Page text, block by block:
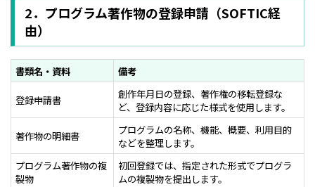
2．プログラム著作物の登録申請（SOFTIC経
由）
書類名・資料 備考
登録申請書
創作年月日の登録、著作権の移転登録な
ど、登録内容に応じた様式を使用します。
著作物の明細書
プログラムの名称、機能、概要、利用目的
などを整理します。
プログラム著作物の複
製物
初回登録では、指定された形式でプログラ
ムの複製物を提出します。